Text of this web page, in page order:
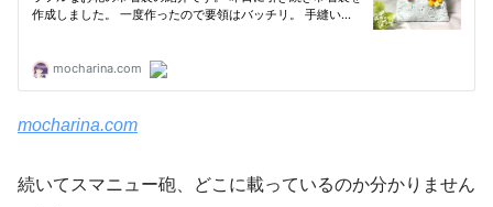
mocharina.com
続いてスマニュー砲、どこに載っているのか分かりません